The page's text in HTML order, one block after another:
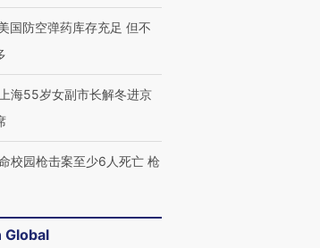
国防空弹药库存充足 但不
海55岁女副市长解冬进京
校园枪击案至少6人死亡 枪
Global